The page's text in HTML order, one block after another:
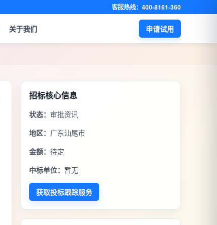
客服热线：400-8161-360
关于我们 申请试用
招标核心信息
状态： 审批资讯
地区： 广东汕尾市
金额： 待定
中标单位： 暂无
获取投标跟踪服务